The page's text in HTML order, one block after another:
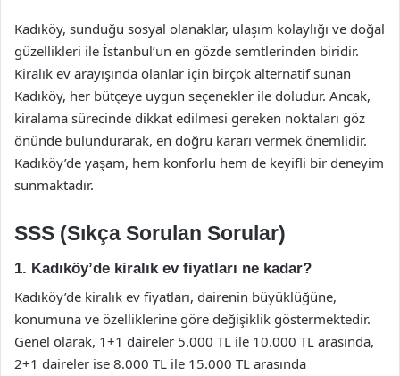
Kadıköy, sunduğu sosyal olanaklar, ulaşım kolaylığı ve doğal
güzellikleri ile İstanbul’un en gözde semtlerinden biridir.
Kiralık ev arayışında olanlar için birçok alternatif sunan
Kadıköy, her bütçeye uygun seçenekler ile doludur. Ancak,
kiralama sürecinde dikkat edilmesi gereken noktaları göz
önünde bulundurarak, en doğru kararı vermek önemlidir.
Kadıköy’de yaşam, hem konforlu hem de keyifli bir deneyim
sunmaktadır.
SSS (Sıkça Sorulan Sorular)
1. Kadıköy’de kiralık ev fiyatları ne kadar?
Kadıköy’de kiralık ev fiyatları, dairenin büyüklüğüne,
konumuna ve özelliklerine göre değişiklik göstermektedir.
Genel olarak, 1+1 daireler 5.000 TL ile 10.000 TL arasında,
2+1 daireler ise 8.000 TL ile 15.000 TL arasında